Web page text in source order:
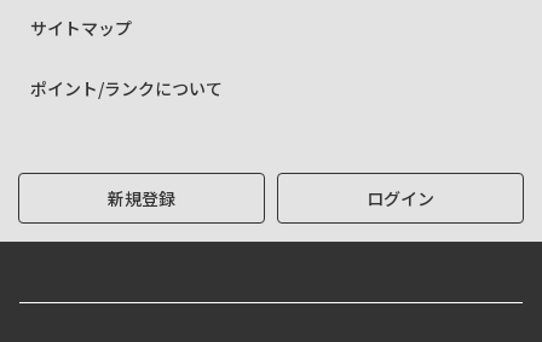
サイトマップ
ポイント/ランクについて
新規登録 ログイン